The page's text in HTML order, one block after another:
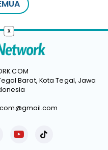
Barat, Kota Tegal, Jawa
x